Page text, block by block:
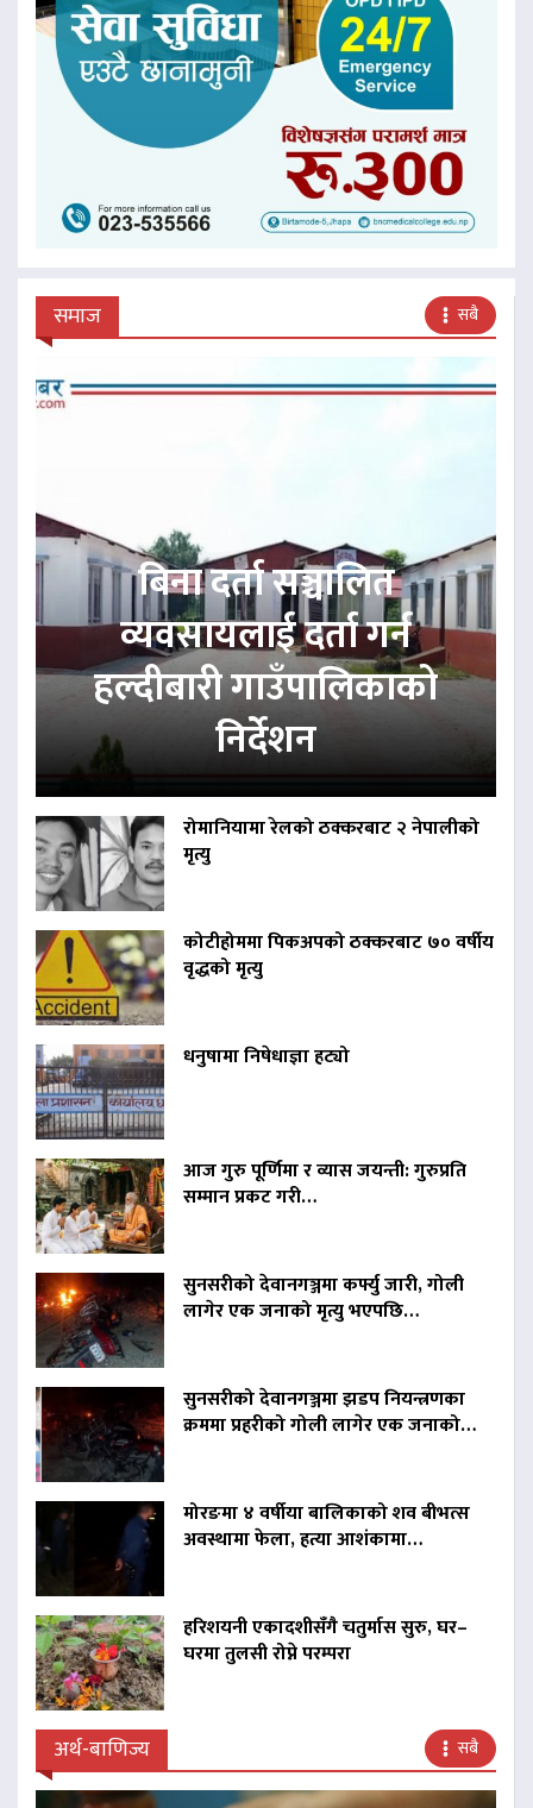
समाज सबै
बिना दर्ता सञ्चालित
व्यवसायलाई दर्ता गर्न
हल्दीबारी गाउँपालिकाको
निर्देशन
रोमानियामा रेलको ठक्करबाट २ नेपालीको
मृत्यु
कोटीहोममा पिकअपको ठक्करबाट ७० वर्षीय
वृद्धको मृत्यु
धनुषामा निषेधाज्ञा हट्यो
आज गुरु पूर्णिमा र व्यास जयन्ती: गुरुप्रति
सम्मान प्रकट गरी…
सुनसरीको देवानगञ्जमा कर्फ्यु जारी, गोली
लागेर एक जनाको मृत्यु भएपछि…
सुनसरीको देवानगञ्जमा झडप नियन्त्रणका
क्रममा प्रहरीको गोली लागेर एक जनाको…
मोरङमा ४ वर्षीया बालिकाको शव बीभत्स
अवस्थामा फेला, हत्या आशंकामा…
हरिशयनी एकादशीसँगै चतुर्मास सुरु, घर–
घरमा तुलसी रोप्ने परम्परा
अर्थ-बाणिज्य सबै